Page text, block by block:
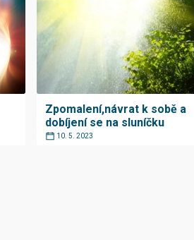
Zpomalení,návrat k sobě a
dobíjení se na sluníčku
10. 5. 2023